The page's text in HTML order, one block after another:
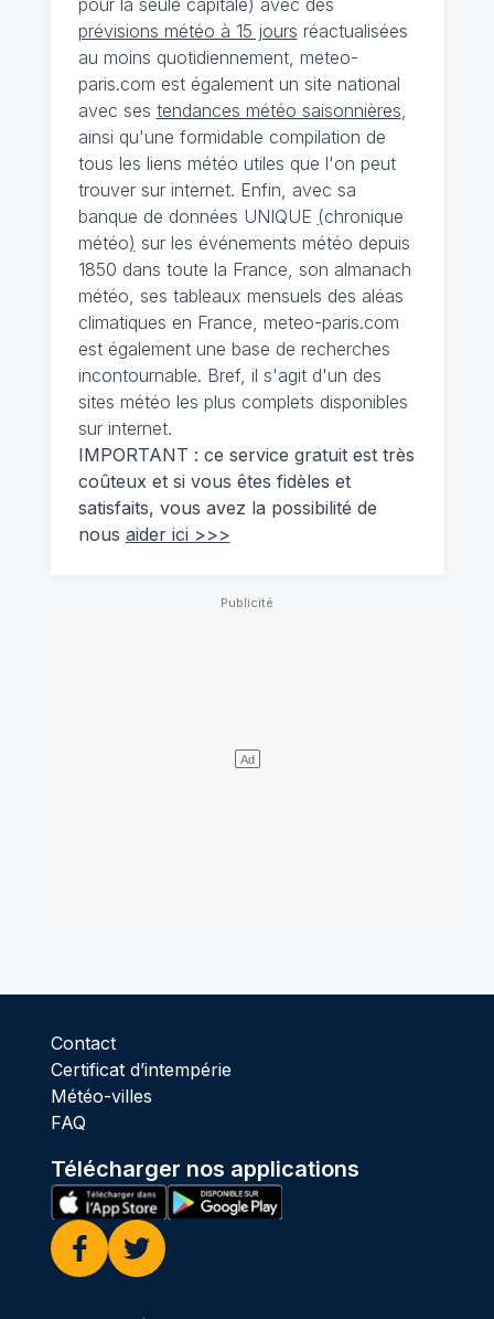
pour la seule capitale) avec des
prévisions météo à 15 jours réactualisées
au moins quotidiennement, meteo-
paris.com est également un site national
avec ses tendances météo saisonnières,
ainsi qu'une formidable compilation de
tous les liens météo utiles que l'on peut
trouver sur internet. Enfin, avec sa
banque de données UNIQUE (chronique
météo) sur les événements météo depuis
1850 dans toute la France, son almanach
météo, ses tableaux mensuels des aléas
climatiques en France, meteo-paris.com
est également une base de recherches
incontournable. Bref, il s'agit d'un des
sites météo les plus complets disponibles
sur internet.
IMPORTANT : ce service gratuit est très
coûteux et si vous êtes fidèles et
satisfaits, vous avez la possibilité de
nous aider ici >>>
Contact
Certificat d’intempérie
Météo-villes
FAQ
Télécharger nos applications
Facebook
Twitter